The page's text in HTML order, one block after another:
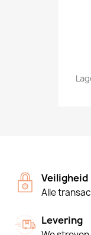
Veiligheid
Alle
Levering